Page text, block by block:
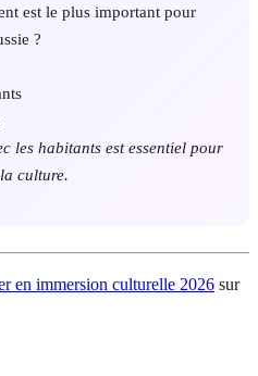
est le plus important pour
?
les habitants est essentiel pour
culture.
en immersion culturelle 2026 sur